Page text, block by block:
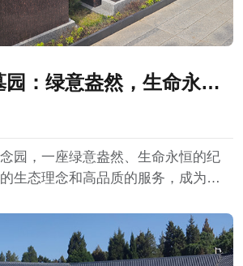
：绿意盎然，生命永恒
园，一座绿意盎然、生命永恒的纪
生态理念和高品质的服务，成为城